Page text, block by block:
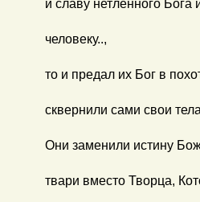
и славу нетленного
человеку..,
то и предал их Бог в
сквернили сами свои
Они заменили истину
твари вместо Творца,